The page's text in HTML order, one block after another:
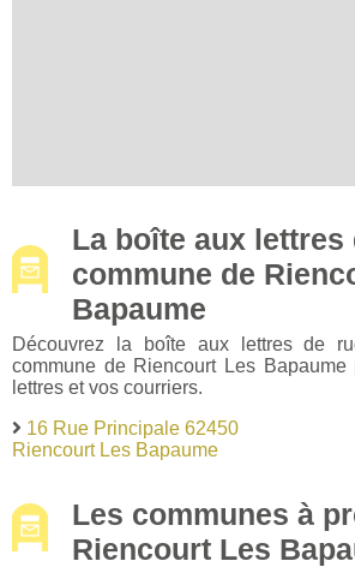
La boîte aux lettres
commune de
Bapaume
Découvrez la boîte aux lettres de
commune de Riencourt Les
lettres et vos courriers.
16 Rue Principale 62450
Riencourt Les Bapaume
Les communes à
Riencourt Les